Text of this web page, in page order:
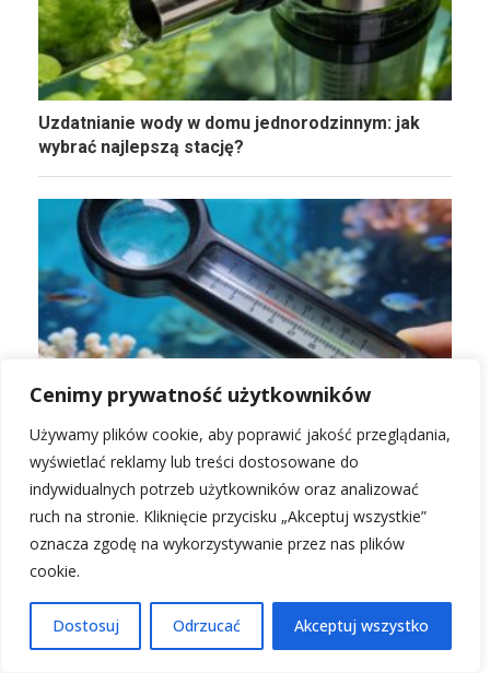
Cenimy prywatność użytkowników
Używamy plików cookie, aby poprawić jakość przeglądania,
wyświetlać reklamy lub treści dostosowane do
indywidualnych potrzeb użytkowników oraz analizować
ruch na stronie. Kliknięcie przycisku „Akceptuj wszystkie”
oznacza zgodę na wykorzystywanie przez nas plików
cookie.
Dostosuj Odrzucać Akceptuj wszystko
Uzdatnianie wody w domu jednorodzinnym: jak
wybrać najlepszą stację?
Gęstość wody a temperatura: wpływ tego
parametru na fizyczne właściwości